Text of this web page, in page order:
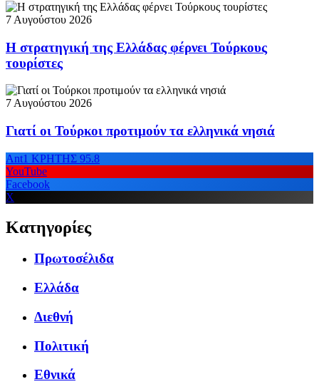
7 Αυγούστου 2026
Η στρατηγική της Ελλάδας φέρνει Τούρκους
τουρίστες
7 Αυγούστου 2026
Γιατί οι Τούρκοι προτιμούν τα ελληνικά νησιά
Ant1 ΚΡΗΤΗΣ 95.8
YouTube
Facebook
X
Κατηγορίες
Πρωτοσέλιδα
Ελλάδα
Διεθνή
Πολιτική
Εθνικά